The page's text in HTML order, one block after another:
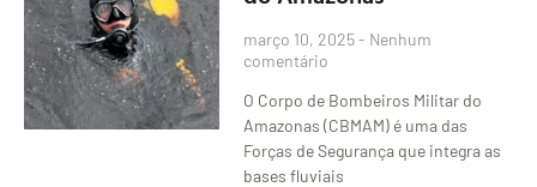
março 10, 2025 Nenhum
comentário
O Corpo de Bombeiros Militar do
Amazonas (CBMAM) é uma das
Forças de Segurança que integra as
bases fluviais